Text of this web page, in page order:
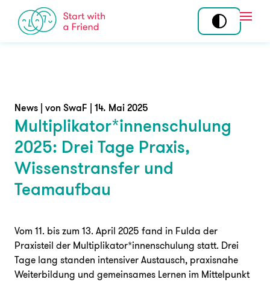
Skip to content
Community
Ehrenamt
Koordination am
Standort
Angebot
Story
Team
News
News | von SwaF | 14. Mai 2025
Multiplikator*innenschulung
2025: Drei Tage Praxis,
Wissenstransfer und
Teamaufbau
Vom 11. bis zum 13. April 2025 fand in Fulda der
Praxisteil der Multiplikator*innenschulung statt. Drei
Tage lang standen intensiver Austausch, praxisnahe
Weiterbildung und gemeinsames Lernen im Mittelpunkt